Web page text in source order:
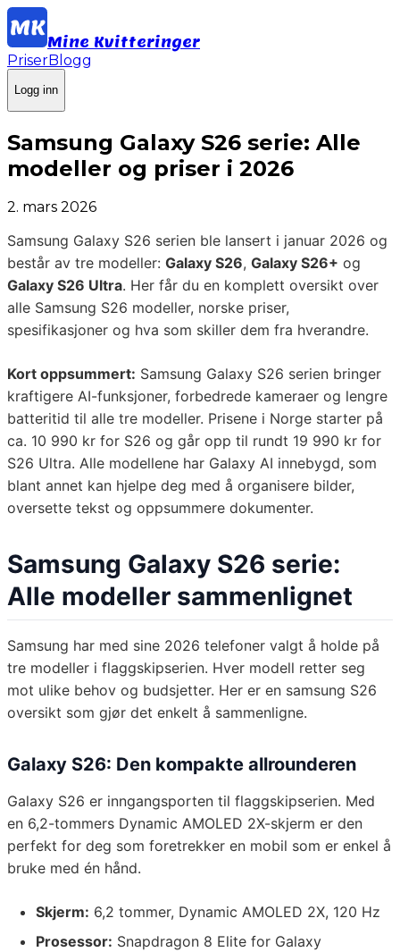
Mine Kvitteringer
PriserBlogg
Logg inn
Samsung Galaxy S26 serie: Alle
modeller og priser i 2026
2. mars 2026
Samsung Galaxy S26 serien ble lansert i januar 2026 og
består av tre modeller: Galaxy S26, Galaxy S26+ og
Galaxy S26 Ultra. Her får du en komplett oversikt over
alle Samsung S26 modeller, norske priser,
spesifikasjoner og hva som skiller dem fra hverandre.
Kort oppsummert: Samsung Galaxy S26 serien bringer
kraftigere AI-funksjoner, forbedrede kameraer og lengre
batteritid til alle tre modeller. Prisene i Norge starter på
ca. 10 990 kr for S26 og går opp til rundt 19 990 kr for
S26 Ultra. Alle modellene har Galaxy AI innebygd, som
blant annet kan hjelpe deg med å organisere bilder,
oversette tekst og oppsummere dokumenter.
Samsung Galaxy S26 serie:
Alle modeller sammenlignet
Samsung har med sine 2026 telefoner valgt å holde på
tre modeller i flaggskipserien. Hver modell retter seg
mot ulike behov og budsjetter. Her er en samsung S26
oversikt som gjør det enkelt å sammenligne.
Galaxy S26: Den kompakte allrounderen
Galaxy S26 er inngangsporten til flaggskipserien. Med
en 6,2-tommers Dynamic AMOLED 2X-skjerm er den
perfekt for deg som foretrekker en mobil som er enkel å
bruke med én hånd.
Skjerm: 6,2 tommer, Dynamic AMOLED 2X, 120 Hz
Prosessor: Snapdragon 8 Elite for Galaxy